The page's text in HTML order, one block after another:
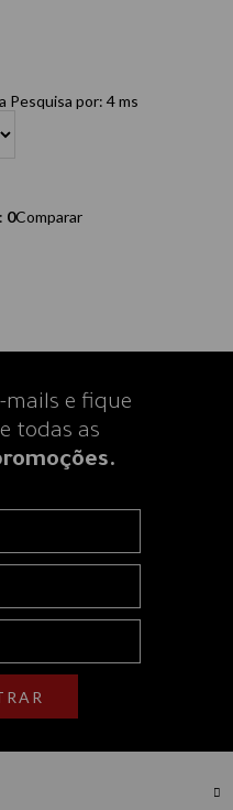
Pesquisa por: 4 ms
0Comparar
mails e fique
todas as